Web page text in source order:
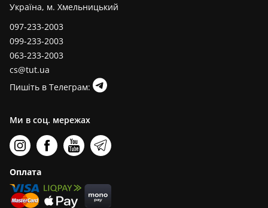
Україна, м. Хмельницький
097-233-2003
099-233-2003
063-233-2003
cs@tut.ua
Пишіть в Телеграм:
Ми в соц. мережах
Оплата